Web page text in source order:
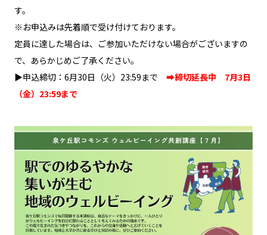
す。
※お申込みは先着順で受け付けております。
定員に達した場合は、ご参加いただけない場合がございますの
で、あらかじめご了承ください。
▶申込締切：6月30日（火）23:59まで ➡締切延長中 7月3日
（金）23:59まで